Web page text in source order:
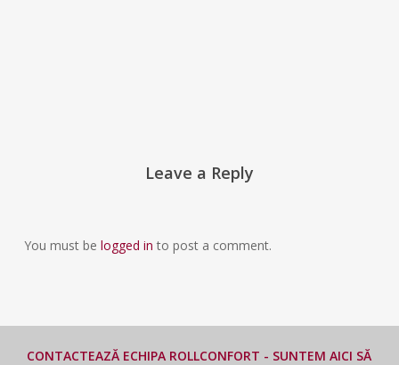
Leave a Reply
You must be logged in to post a comment.
CONTACTEAZĂ ECHIPA ROLLCONFORT - SUNTEM AICI SĂ